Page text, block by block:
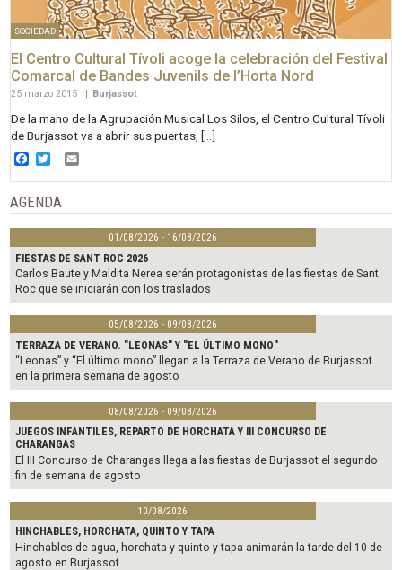
SOCIEDAD
El Centro Cultural Tívoli acoge la celebración del Festival
Comarcal de Bandes Juvenils de l’Horta Nord
25 marzo 2015 Burjassot
De la mano de la Agrupación Musical Los Silos, el Centro Cultural Tívoli
de Burjassot va a abrir sus puertas, […]
Facebook
Twitter
AGENDA
01/08/2026 - 16/08/2026
FIESTAS DE SANT ROC 2026
Carlos Baute y Maldita Nerea serán protagonistas de las fiestas de Sant
Roc que se iniciarán con los traslados
05/08/2026 - 09/08/2026
TERRAZA DE VERANO. "LEONAS" Y "EL ÚLTIMO MONO"
“Leonas” y “El último mono” llegan a la Terraza de Verano de Burjassot
en la primera semana de agosto
08/08/2026 - 09/08/2026
JUEGOS INFANTILES, REPARTO DE HORCHATA Y III CONCURSO DE
CHARANGAS
El III Concurso de Charangas llega a las fiestas de Burjassot el segundo
fin de semana de agosto
10/08/2026
HINCHABLES, HORCHATA, QUINTO Y TAPA
Hinchables de agua, horchata y quinto y tapa animarán la tarde del 10 de
agosto en Burjassot